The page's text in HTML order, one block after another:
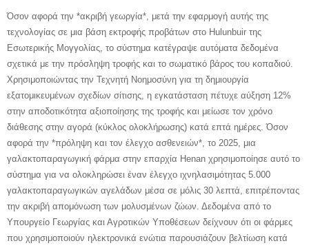
Όσον αφορά την *ακριβή γεωργία*, μετά την εφαρμογή αυτής της
τεχνολογίας σε μια βάση εκτροφής προβάτων στο Hulunbuir της
Εσωτερικής Μογγολίας, το σύστημα κατέγραψε αυτόματα δεδομένα
σχετικά με την πρόσληψη τροφής και το σωματικό βάρος του κοπαδιού.
Χρησιμοποιώντας την Τεχνητή Νοημοσύνη για τη δημιουργία
εξατομικευμένων σχεδίων σίτισης, η εγκατάσταση πέτυχε αύξηση 12%
στην αποδοτικότητα αξιοποίησης της τροφής και μείωσε τον χρόνο
διάθεσης στην αγορά (κύκλος ολοκλήρωσης) κατά επτά ημέρες. Όσον
αφορά την *πρόληψη και τον έλεγχο ασθενειών*, το 2025, μια
γαλακτοπαραγωγική φάρμα στην επαρχία Henan χρησιμοποίησε αυτό το
σύστημα για να ολοκληρώσει έναν έλεγχο ιχνηλασιμότητας 5.000
γαλακτοπαραγωγικών αγελάδων μέσα σε μόλις 30 λεπτά, επιτρέποντας
την ακριβή απομόνωση των μολυσμένων ζώων. Δεδομένα από το
Υπουργείο Γεωργίας και Αγροτικών Υποθέσεων δείχνουν ότι οι φάρμες
που χρησιμοποιούν ηλεκτρονικά ενώτια παρουσιάζουν βελτίωση κατά